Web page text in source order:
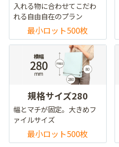
入れる物に合わせてこだわ
れる自由自在のプラン
最小ロット500枚
規格サイズ280
幅とマチが固定。大きめフ
ァイルサイズ
最小ロット500枚